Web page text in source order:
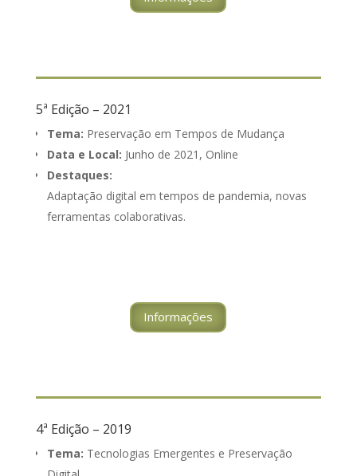
5ª Edição – 2021
Tema: Preservação em Tempos de Mudança
Data e Local: Junho de 2021, Online
Destaques:
Adaptação digital em tempos de pandemia, novas
ferramentas colaborativas.
Informações
4ª Edição – 2019
Tema: Tecnologias Emergentes e Preservação